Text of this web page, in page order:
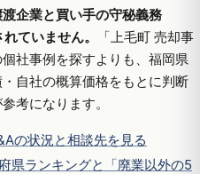
企業と買い手の守秘義務
ていません。
「上毛町 売却事
社事例を探すよりも、福岡県
自社の概算価格をもとに判断
考になります。
の状況と相談先を見る
県ランキングと「廃業以外の5